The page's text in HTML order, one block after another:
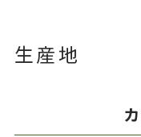
生産地